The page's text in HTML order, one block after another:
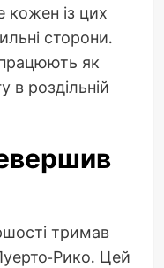
кожен із цих
сторони.
як
в роздільній
тримав
Рико. Цей